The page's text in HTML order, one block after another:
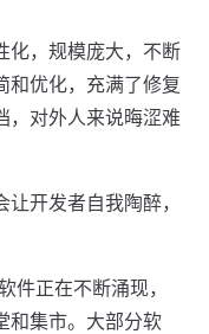
化，规模庞大，不断
和优化，充满了修复
，对外人来说晦涩难
开发者自我陶醉，
件正在不断涌现，
和集市。大部分软